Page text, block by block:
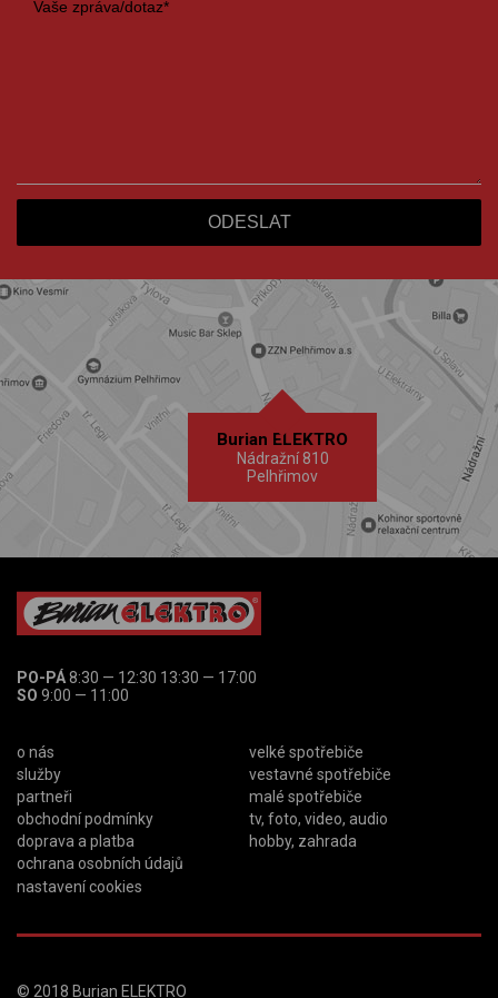
Burian ELEKTRO
Nádražní 810
Pelhřimov
PO-PÁ8:30 — 12:30 13:30 — 17:00
SO 9:00 — 11:00
o nás
služby
partneři
obchodní podmínky
doprava a platba
ochrana osobních údajů
nastavení cookies
velké spotřebiče
vestavné spotřebiče
malé spotřebiče
tv, foto, video, audio
hobby, zahrada
© 2018 Burian ELEKTRO